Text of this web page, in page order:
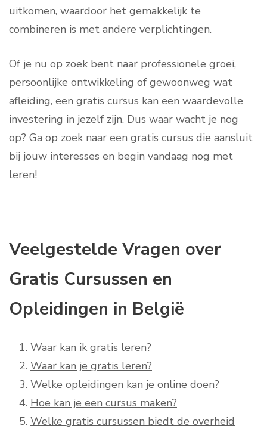
uitkomen, waardoor het gemakkelijk te
combineren is met andere verplichtingen.
Of je nu op zoek bent naar professionele groei,
persoonlijke ontwikkeling of gewoonweg wat
afleiding, een gratis cursus kan een waardevolle
investering in jezelf zijn. Dus waar wacht je nog
op? Ga op zoek naar een gratis cursus die aansluit
bij jouw interesses en begin vandaag nog met
leren!
Veelgestelde Vragen over
Gratis Cursussen en
Opleidingen in België
Waar kan ik gratis leren?
Waar kan je gratis leren?
Welke opleidingen kan je online doen?
Hoe kan je een cursus maken?
Welke gratis cursussen biedt de overheid